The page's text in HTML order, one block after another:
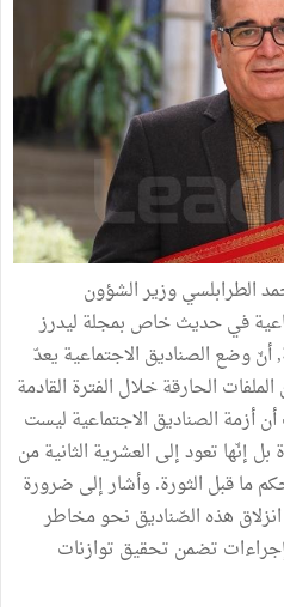
الطرابلسي وزير الشؤون
في حديث خاص بمجلة ليدرز
أنّوضع الصناديق الاجتماعية يعدّ
الملفات الحارقةخلال الفترة القادمة
أنأزمة الصناديق الاجتماعية ليست
بل إنّها تعودإلى العشرية الثانيةمن
ماقبل الثورة.وأشارإلى ضرورة
انزلاق هذه الصّناديق نحومخاطر
تضمن تحقيق توازنات